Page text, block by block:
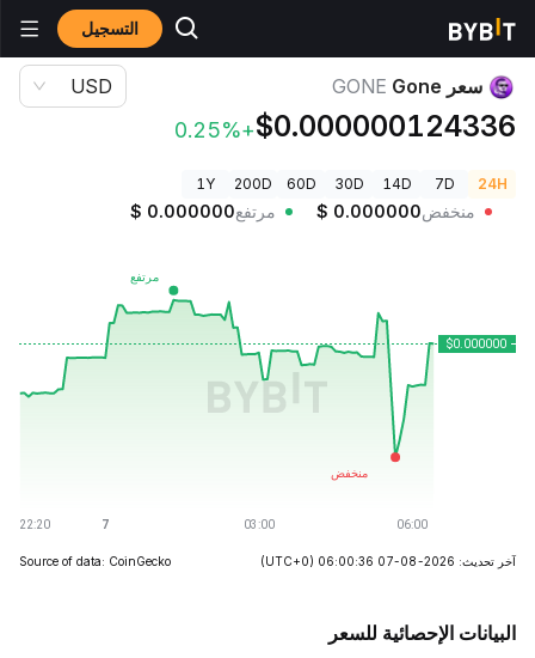
التسجيل أسعار العملات الرقمية
سعر Gone GONE
$0.000000124336
+0.25%
USD
24H
7D
14D
30D
60D
200D
1Y
منخفض $ 0.000000 مرتفع $ 0.000000
آخر تحديث: 2026-08-07 06:00:36 (UTC+0)
Source of data: CoinGecko
البيانات الإحصائية للسعر